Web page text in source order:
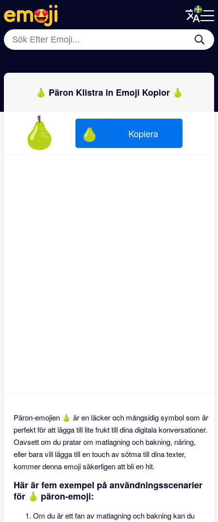
Menu
Close
Menu
Close
🍐 Päron Klistra in Emoji Kopior 🍐
🍐 🍐 Kopiera
Päron-emojien 🍐 är en läcker och mångsidig symbol som är
perfekt för att lägga till lite frukt till dina digitala konversationer.
Oavsett om du pratar om matlagning och bakning, näring,
eller bara vill lägga till en touch av sötma till dina texter,
kommer denna emoji säkerligen att bli en hit.
Här är fem exempel på användningsscenarier
för 🍐 päron-emoji:
Om du är ett fan av matlagning och bakning kan du